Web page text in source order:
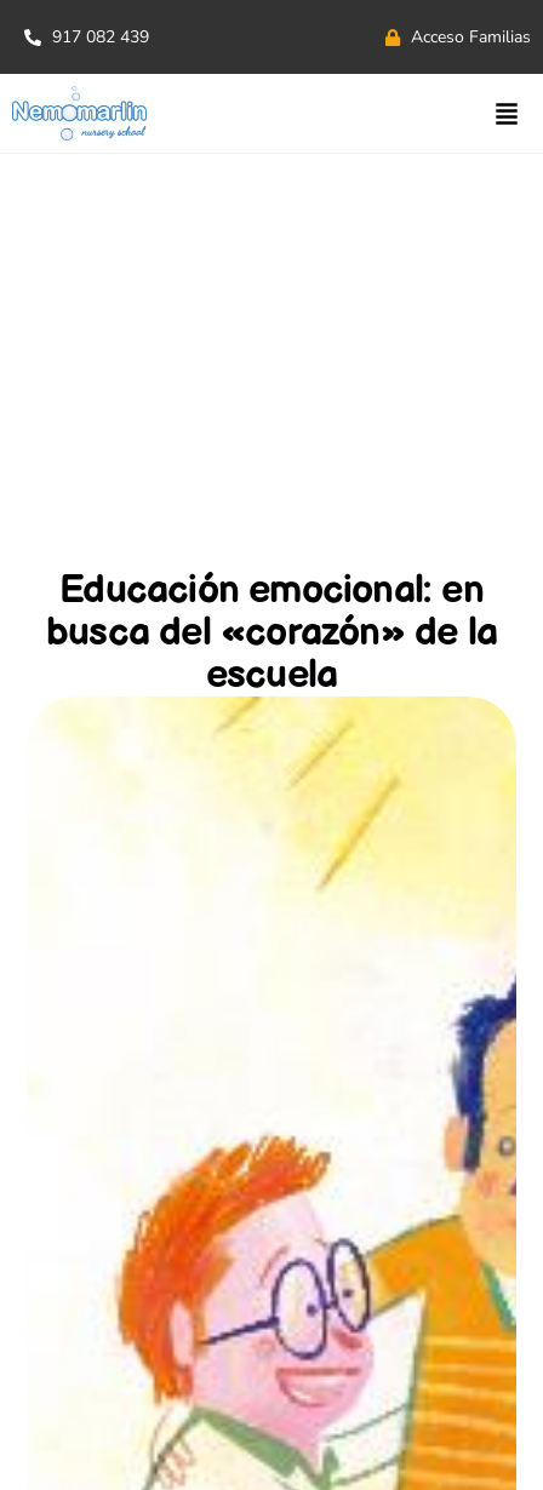
917 082 439 Acceso Familias
Educación emocional: en
busca del «corazón» de la
escuela